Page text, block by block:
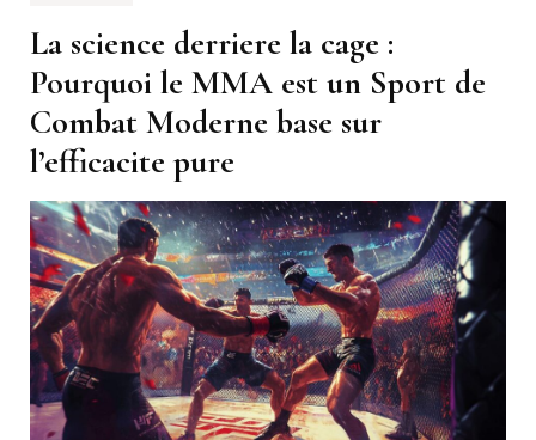
La science derriere la cage :
Pourquoi le MMA est un Sport de
Combat Moderne base sur
l’efficacite pure